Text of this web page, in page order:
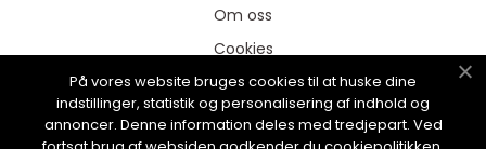
Om oss
Cookies
Kontakt Oss
Sitemap
På vores website bruges cookies til at huske dine
indstillinger, statistik og personalisering af indhold og
annoncer. Denne information deles med tredjepart. Ved